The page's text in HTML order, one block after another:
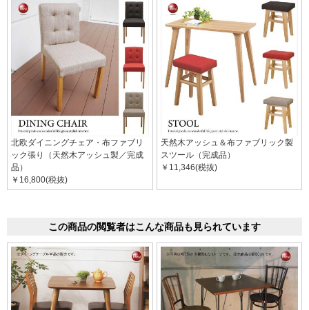
北欧ダイニングチェア・布ファブリ
ック張り（天然木アッシュ製／完成
品）
￥16,800(税抜)
天然木アッシュ＆布ファブリック製
スツール（完成品）
￥11,346(税抜)
この商品の閲覧者はこんな商品も見られています